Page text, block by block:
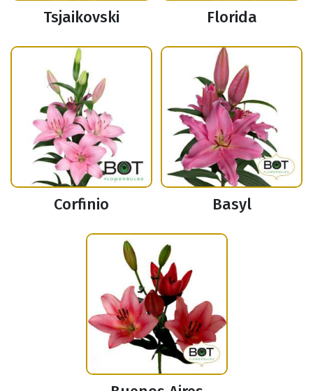
Tsjaikovski Florida
Corfinio Basyl